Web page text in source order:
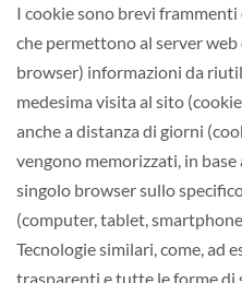
I cookie sono brevi
che permettono al server
browser) informazioni da
medesima visita al sito
anche a distanza di giorni
vengono memorizzati, in
singolo browser sullo
(computer, tablet,
Tecnologie similari, come, ad
trasparenti e tutte le forme